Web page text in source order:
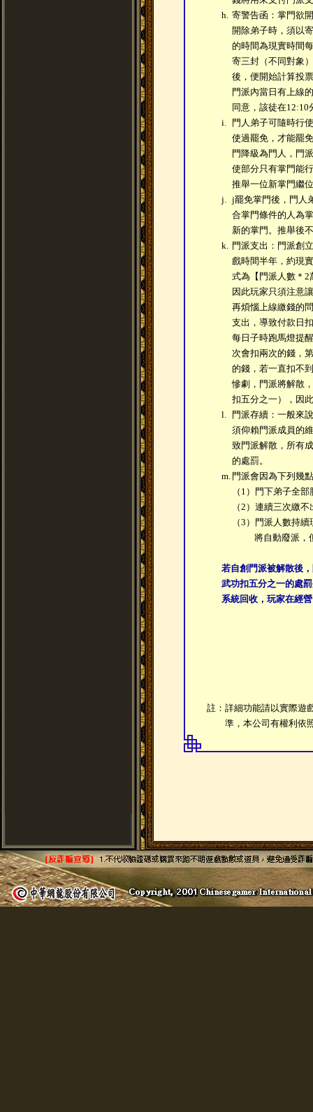
h. 寄警告函：掌門欲
開除弟子時，須以
的時間為現實時間
寄三封（不同對象
後，便開始計算投
門派內當日有上線
同意，該徒在
i.
門人弟子可隨時行
使過罷免，才能罷
門降級為門人，門
使部分只有掌門能
推舉一位新掌門繼
j. j罷免掌門後，門人
合掌門條件的人為
新的掌門。推舉後
k. 門派支出：門派創
戲時間半年，約現
式為【門派人數＊2
因此玩家只須注意
再煩惱上線繳錢的
支出，導致付款日
每日子時跑馬燈提
次會扣兩次的錢，
的錢，若一直扣不
慘劇，門派將解散
扣五分之一），因
l.
門派存續：一般來
須仰賴門派成員的
致門派解散，所有
的處罰。
m. 門派會因為下列幾
（1）門下弟子全部
（2）連續三次繳
（3）門派人數持
將自動廢派，但
若自創門派被解散後
武功扣五分之一的處
系統回收，玩家在經
註：詳細功能請以實際遊
準，本公司有權利依